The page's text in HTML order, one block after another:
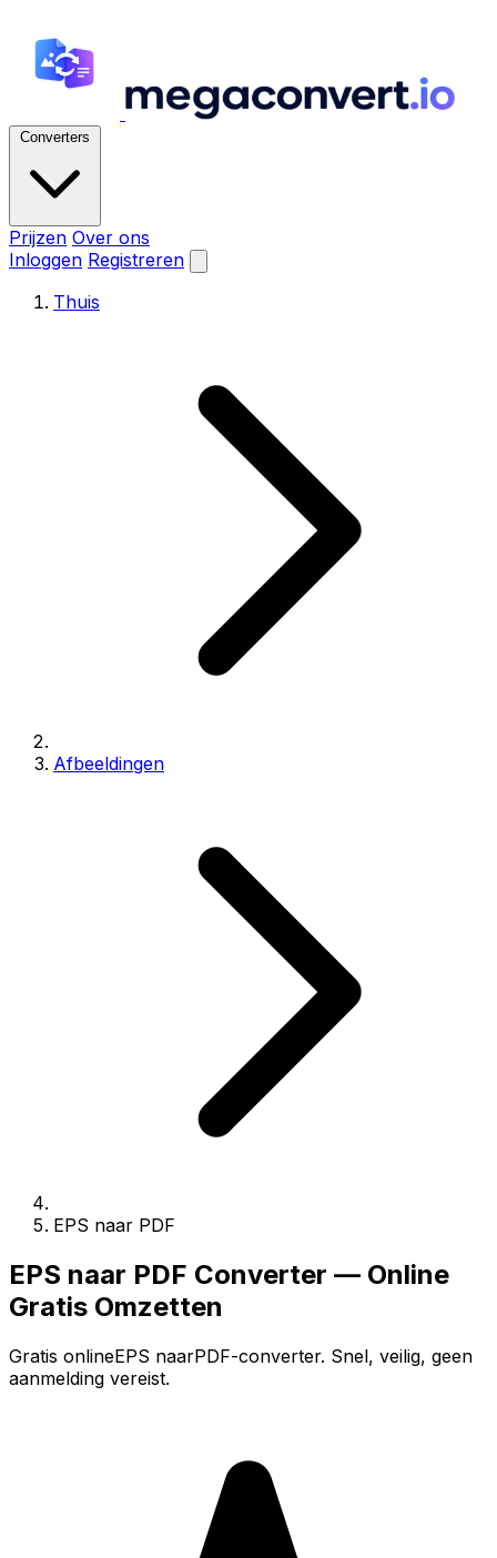
Converters
Prijzen Over ons
Inloggen Registreren
Thuis
Afbeeldingen
EPS naar PDF
EPS naar PDF Converter — Online
Gratis Omzetten
Gratis onlineEPS naarPDF-converter. Snel, veilig, geen
aanmelding vereist.